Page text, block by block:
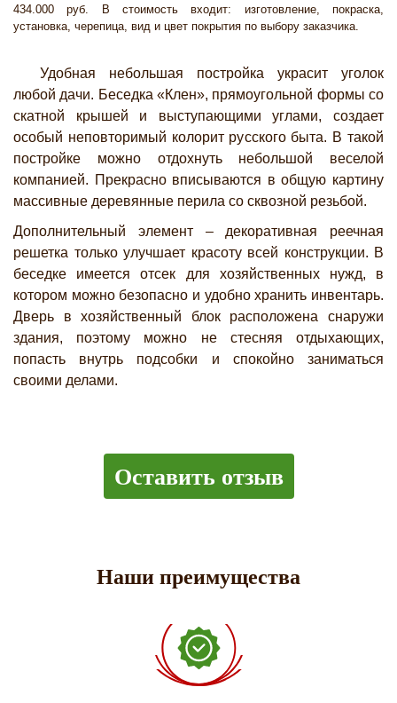
434.000 руб. В стоимость входит: изготовление, покраска,
установка, черепица, вид и цвет покрытия по выбору заказчика.
Удобная небольшая постройка украсит уголок
любой дачи. Беседка «Клен», прямоугольной формы со
скатной крышей и выступающими углами, создает
особый неповторимый колорит русского быта. В такой
постройке можно отдохнуть небольшой веселой
компанией. Прекрасно вписываются в общую картину
массивные деревянные перила со сквозной резьбой.
Дополнительный элемент – декоративная реечная
решетка только улучшает красоту всей конструкции. В
беседке имеется отсек для хозяйственных нужд, в
котором можно безопасно и удобно хранить инвентарь.
Дверь в хозяйственный блок расположена снаружи
здания, поэтому можно не стесняя отдыхающих,
попасть внутрь подсобки и спокойно заниматься
своими делами.
Оставить отзыв
Наши преимущества